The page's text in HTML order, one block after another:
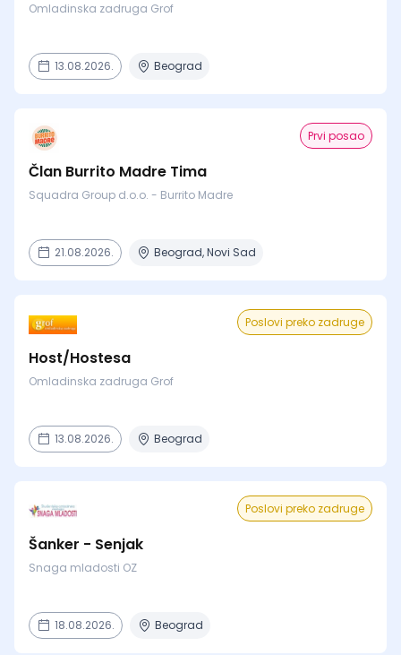
Omladinska zadruga Grof
13.08.2026. Beograd
Prvi posao
Član Burrito Madre Tima
Squadra Group d.o.o. - Burrito Madre
21.08.2026. Beograd, Novi Sad
Poslovi preko zadruge
Host/Hostesa
Omladinska zadruga Grof
13.08.2026. Beograd
Poslovi preko zadruge
Šanker - Senjak
Snaga mladosti OZ
18.08.2026. Beograd